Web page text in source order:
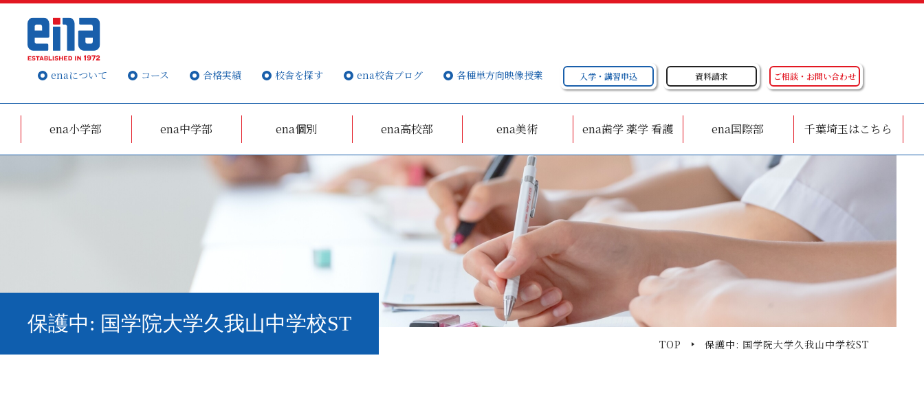
enaについて コース 合格実績 校舎を探す ena校舎ブログ 各種単方向映像授業 入学・講習申込 資料請求 ご相談・お問い合わせ
ena小学部 ena中学部 ena個別 ena高校部 ena美術 ena歯学 薬学 看護 ena国際部 千葉埼玉はこちら
保護中: 国学院大学久我山中学校ST
TOP 保護中: 国学院大学久我山中学校ST